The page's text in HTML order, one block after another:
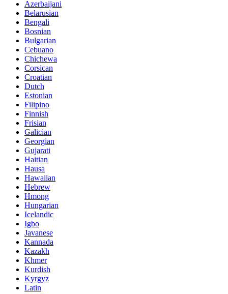
Azerbaijani
Belarusian
Bengali
Bosnian
Bulgarian
Cebuano
Chichewa
Corsican
Croatian
Dutch
Estonian
Filipino
Finnish
Frisian
Galician
Georgian
Gujarati
Haitian
Hausa
Hawaiian
Hebrew
Hmong
Hungarian
Icelandic
Igbo
Javanese
Kannada
Kazakh
Khmer
Kurdish
Kyrgyz
Latin